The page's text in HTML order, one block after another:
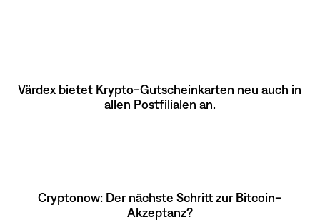
Värdex bietet Krypto-Gutscheinkarten neu auch in
allen Postfilialen an.
Cryptonow: Der nächste Schritt zur Bitcoin-
Akzeptanz?